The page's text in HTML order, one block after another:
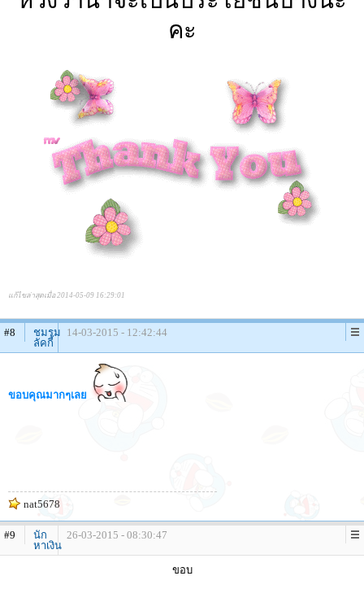
คะ
แก้ไขล่าสุดเมื่อ 2014-05-09 16:29:01
#8
ชมรม
ลัคกี้
14-03-2015 - 12:42:44
ขอบคุณมากๆเลย
nat5678
#9
นัก
หาเงิน
26-03-2015 - 08:30:47
ขอบ